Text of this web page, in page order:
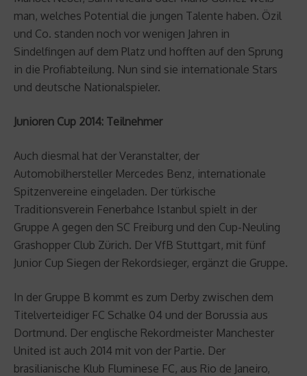
man, welches Potential die jungen Talente haben. Özil
und Co. standen noch vor wenigen Jahren in
Sindelfingen auf dem Platz und hofften auf den Sprung
in die Profiabteilung. Nun sind sie internationale Stars
und deutsche Nationalspieler.
Junioren Cup 2014: Teilnehmer
Auch diesmal hat der Veranstalter, der
Automobilhersteller Mercedes Benz, internationale
Spitzenvereine eingeladen. Der türkische
Traditionsverein Fenerbahce Istanbul spielt in der
Gruppe A gegen den SC Freiburg und den Cup-Neuling
Grashopper Club Zürich. Der VfB Stuttgart, mit fünf
Junior Cup Siegen der Rekordsieger, ergänzt die Gruppe.
In der Gruppe B kommt es zum Derby zwischen dem
Titelverteidiger FC Schalke 04 und der Borussia aus
Dortmund. Der englische Rekordmeister Manchester
United ist auch 2014 mit von der Partie. Der
brasilianische Klub Fluminese FC, aus Rio de Janeiro,